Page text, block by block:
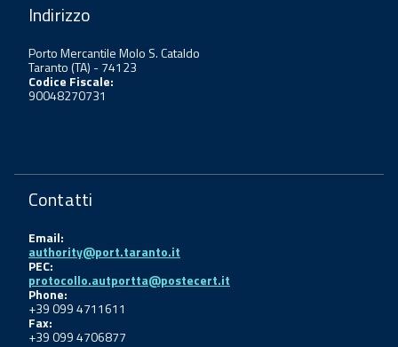
Indirizzo
Porto Mercantile Molo S. Cataldo
Taranto (TA) - 74123
Codice Fiscale:
90048270731
Contatti
Email:
authority@port.taranto.it
PEC:
protocollo.autportta@postecert.it
Phone:
+39 099 4711611
Fax:
+39 099 4706877